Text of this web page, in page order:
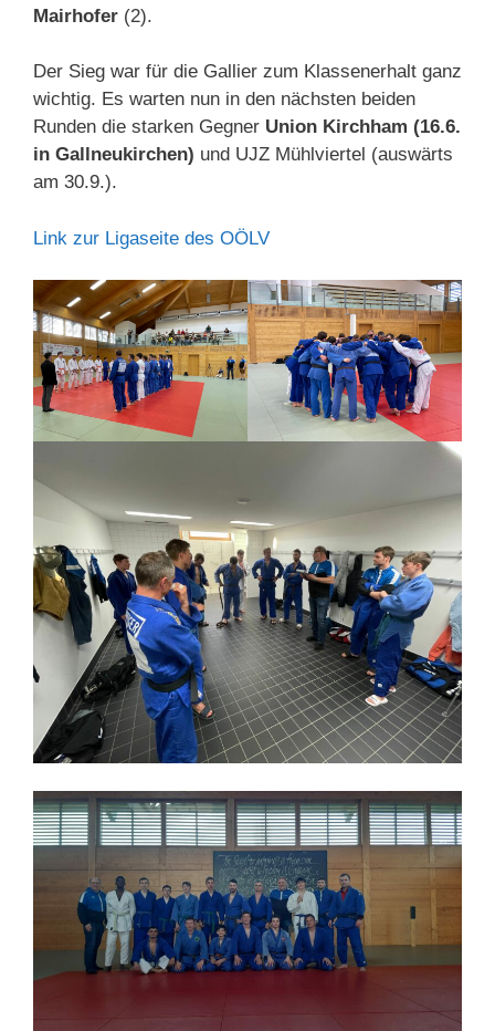
Mairhofer (2).
Der Sieg war für die Gallier zum Klassenerhalt ganz
wichtig. Es warten nun in den nächsten beiden
Runden die starken Gegner Union Kirchham (16.6.
in Gallneukirchen) und UJZ Mühlviertel (auswärts
am 30.9.).
Link zur Ligaseite des OÖLV